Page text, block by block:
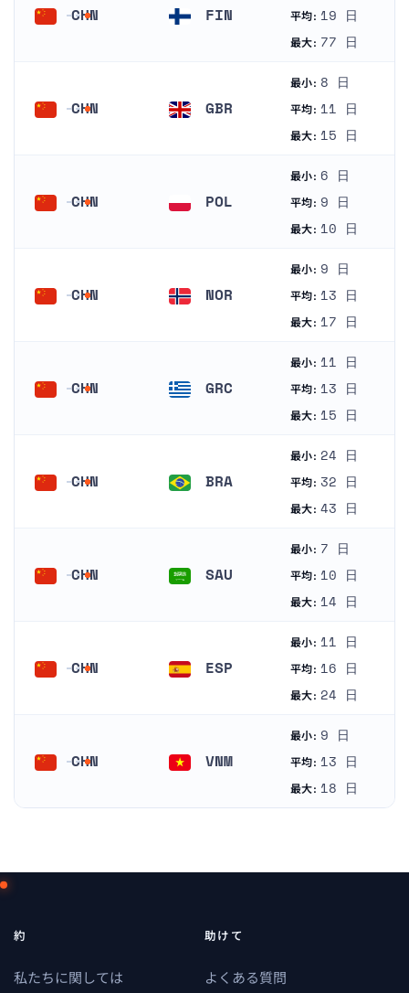
CHN FIN 平均: 19 日
最大: 77 日
CHN GBR
最小: 8 日
平均: 11 日
最大: 15 日
CHN POL
最小: 6 日
平均: 9 日
最大: 10 日
CHN NOR
最小: 9 日
平均: 13 日
最大: 17 日
CHN GRC
最小: 11 日
平均: 13 日
最大: 15 日
CHN BRA
最小: 24 日
平均: 32 日
最大: 43 日
CHN SAU
最小: 7 日
平均: 10 日
最大: 14 日
CHN ESP
最小: 11 日
平均: 16 日
最大: 24 日
CHN VNM
最小: 9 日
平均: 13 日
最大: 18 日
約
私たちに関しては
助けて
よくある質問